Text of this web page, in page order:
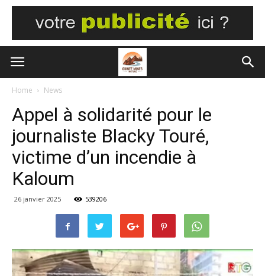
Home News
Appel à solidarité pour le
journaliste Blacky Touré,
victime d’un incendie à
Kaloum
26 janvier 2025 539206